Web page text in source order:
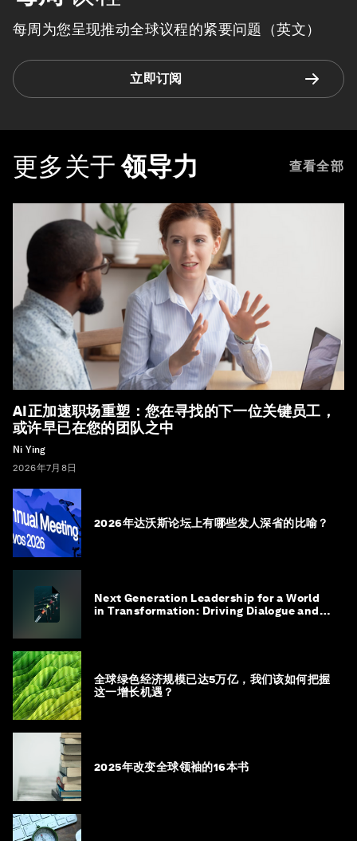
每周为您呈现推动全球议程的紧要问题（英文）
立即订阅
更多关于 领导力 查看全部
AI正加速职场重塑：您在寻找的下一位关键员工，
或许早已在您的团队之中
Ni Ying
2026年7月8日
2026年达沃斯论坛上有哪些发人深省的比喻？
Next Generation Leadership for a World
in Transformation: Driving Dialogue and
全球绿色经济规模已达5万亿，我们该如何把握
这一增长机遇？
2025年改变全球领袖的16本书